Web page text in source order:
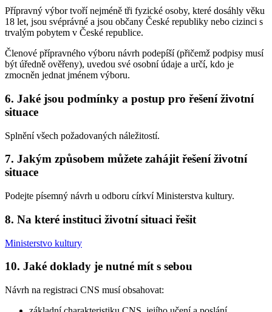
Přípravný výbor tvoří nejméně tři fyzické osoby, které dosáhly věku
18 let, jsou svéprávné a jsou občany České republiky nebo cizinci s
trvalým pobytem v České republice.
Členové přípravného výboru návrh podepíší (přičemž podpisy musí
být úředně ověřeny), uvedou své osobní údaje a určí, kdo je
zmocněn jednat jménem výboru.
6. Jaké jsou podmínky a postup pro řešení životní
situace
Splnění všech požadovaných náležitostí.
7. Jakým způsobem můžete zahájit řešení životní
situace
Podejte písemný návrh u odboru církví Ministerstva kultury.
8. Na které instituci životní situaci řešit
Ministerstvo kultury
10. Jaké doklady je nutné mít s sebou
Návrh na registraci CNS musí obsahovat: